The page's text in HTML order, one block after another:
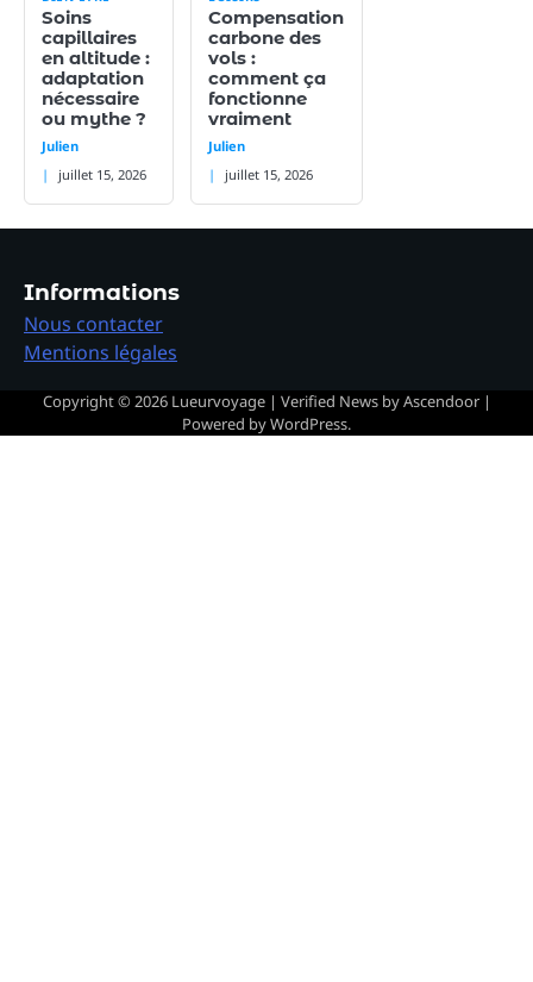
Soins
capillaires
en altitude :
adaptation
nécessaire
ou mythe ?
Julien
juillet 15, 2026
Compensation
carbone des
vols :
comment ça
fonctionne
vraiment
Julien
juillet 15, 2026
Informations
Nous contacter
Mentions légales
Copyright © 2026 Lueurvoyage| Verified News byAscendoor|
Powered byWordPress.